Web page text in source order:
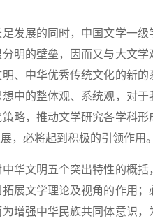
发展的同时，中国文学一级
明的壁垒，因而又与大文学
、中华优秀传统文化的新的
中的整体观、系统观，对于
略，推动文学研究各学科形
，必将起到积极的引领作用。
华文明五个突出特性的概括
展文学理论及视角的作用；
增强中华民族共同体意识，